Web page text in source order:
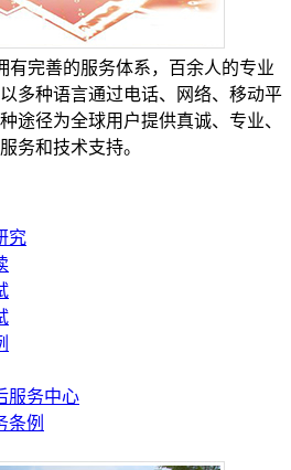
有完善的服务体系，百余人的专业
多种语言通过电话、网络、移动平
途径为全球用户提供真诚、专业、
务和技术支持。
究
服务中心
条例